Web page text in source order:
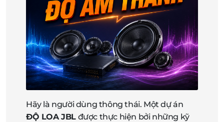
Hãy là người dùng thông thái. Một dự án
ĐỘ LOA JBL được thực hiện bởi những kỹ